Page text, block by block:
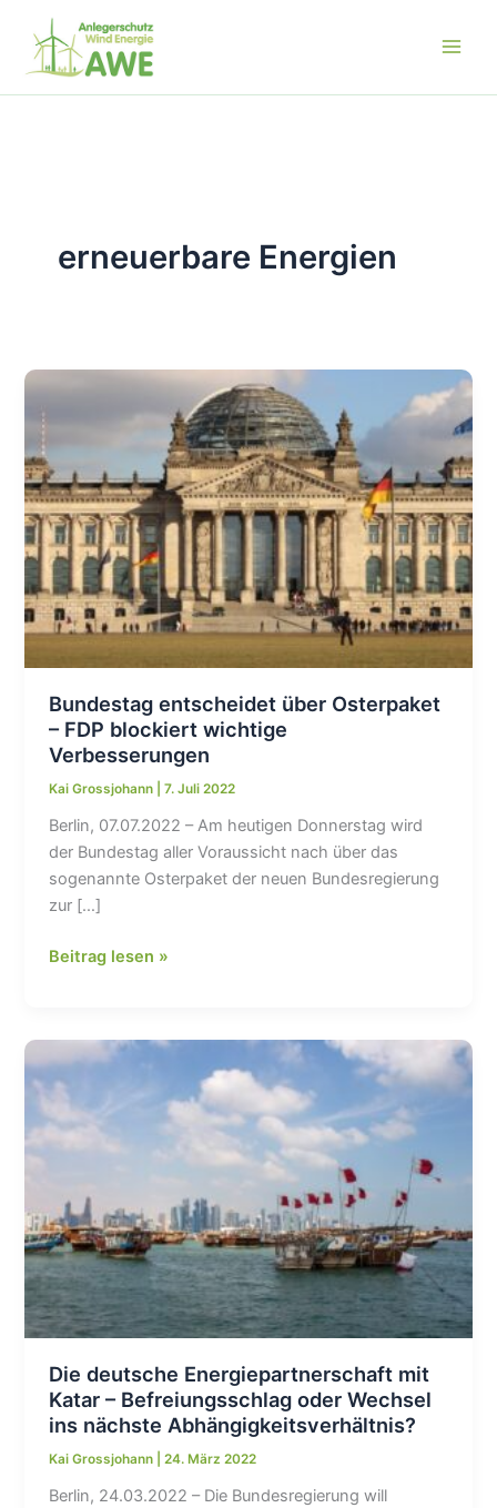
Inhalt
springen
erneuerbare Energien
Bundestag entscheidet über Osterpaket
– FDP blockiert wichtige
Verbesserungen
Kai Grossjohann |7. Juli 2022
Berlin, 07.07.2022 – Am heutigen Donnerstag wird
der Bundestag aller Voraussicht nach über das
sogenannte Osterpaket der neuen Bundesregierung
zur […]
Bundestag
Osterpaket
–
FDP
blockiert
wichtige
Beitrag lesen »
Die deutsche Energiepartnerschaft mit
Katar – Befreiungsschlag oder Wechsel
ins nächste Abhängigkeitsverhältnis?
Kai Grossjohann |24. März 2022
Berlin, 24.03.2022 – Die Bundesregierung will